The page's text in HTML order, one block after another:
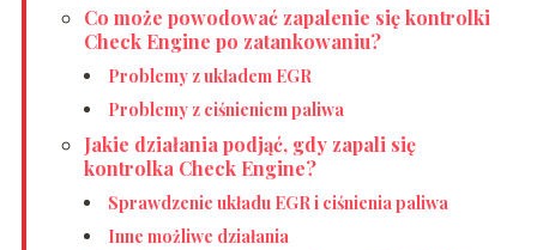
Co może powodować zapalenie się kontrolki
Check Engine po zatankowaniu?
Problemy z układem EGR
Problemy z ciśnieniem paliwa
Jakie działania podjąć, gdy zapali się
kontrolka Check Engine?
Sprawdzenie układu EGR i ciśnienia paliwa
Inne możliwe działania